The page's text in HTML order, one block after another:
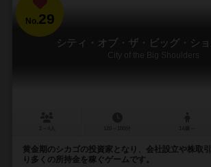
No.29
シティ・オブ・ザ・ビッグ・シ
City of the Big Shoulders
黄金期のシカゴの投資家となり、会社設立や株取
り多くの所持金を稼ぐゲームです。